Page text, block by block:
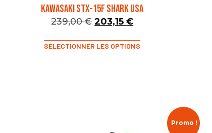
KAWASAKI STX-15F SHARK USA
239,00€ 203,15€
SÉLECTIONNER LES OPTIONS
Promo !